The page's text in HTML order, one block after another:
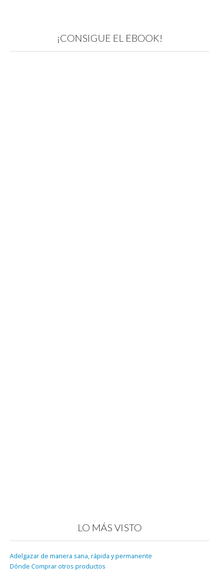
¡CONSIGUE EL EBOOK!
LO MÁS VISTO
Adelgazar de manera sana, rápida y permanente
Dónde Comprar otros productos